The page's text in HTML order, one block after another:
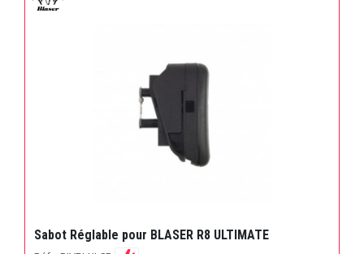
Sabot Réglable pour BLASER R8 ULTIMATE